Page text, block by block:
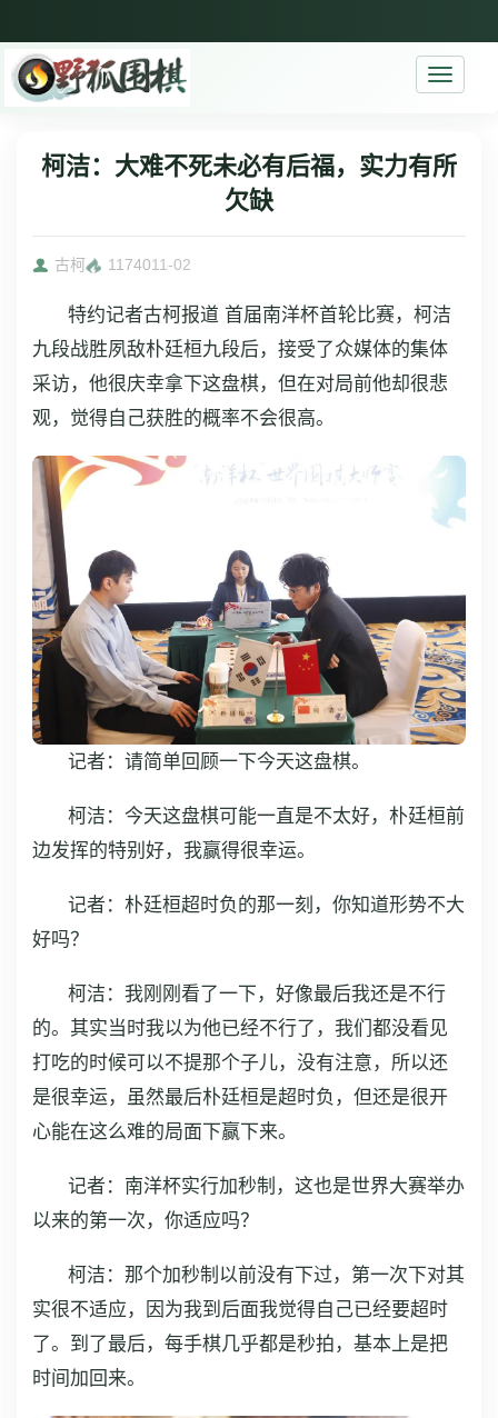
Toggle
柯洁：大难不死未必有后福，实力有所
欠缺
古柯 1174011-02
特约记者古柯报道 首届南洋杯首轮比赛，柯洁
九段战胜夙敌朴廷桓九段后，接受了众媒体的集体
采访，他很庆幸拿下这盘棋，但在对局前他却很悲
观，觉得自己获胜的概率不会很高。
记者：请简单回顾一下今天这盘棋。
柯洁：今天这盘棋可能一直是不太好，朴廷桓前
边发挥的特别好，我赢得很幸运。
记者：朴廷桓超时负的那一刻，你知道形势不大
好吗？
柯洁：我刚刚看了一下，好像最后我还是不行
的。其实当时我以为他已经不行了，我们都没看见
打吃的时候可以不提那个子儿，没有注意，所以还
是很幸运，虽然最后朴廷桓是超时负，但还是很开
心能在这么难的局面下赢下来。
记者：南洋杯实行加秒制，这也是世界大赛举办
以来的第一次，你适应吗？
柯洁：那个加秒制以前没有下过，第一次下对其
实很不适应，因为我到后面我觉得自己已经要超时
了。到了最后，每手棋几乎都是秒拍，基本上是把
时间加回来。